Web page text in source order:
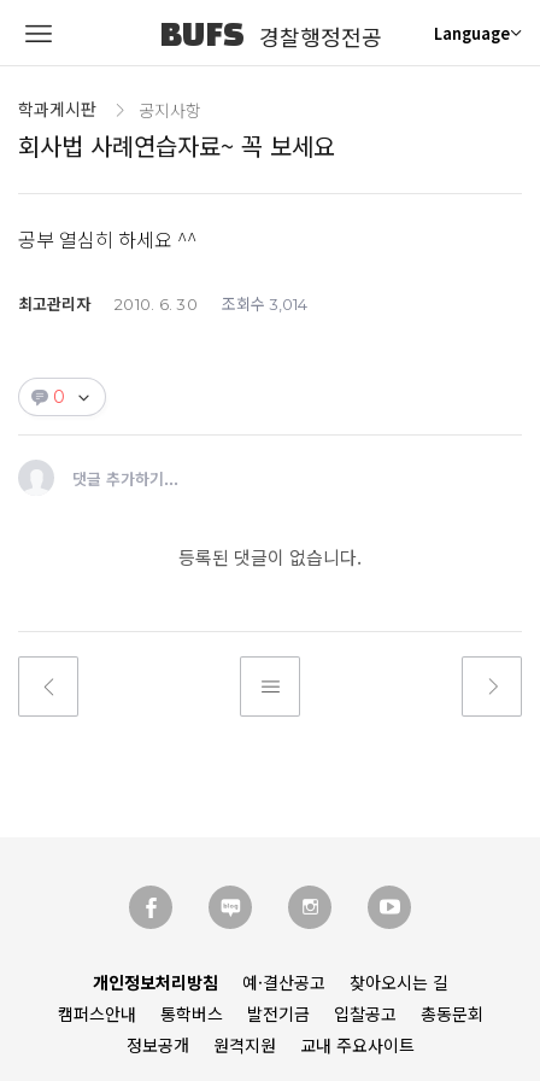
BUFS 경찰행정전공 Language
학과게시판 공지사항
회사법 사례연습자료~ 꼭 보세요
공부 열심히 하세요 ^^
최고관리자 2010. 6. 30 조회수 3,014
0
댓글 추가하기...
등록된 댓글이 없습니다.
개인정보처리방침 예·결산공고
찾아오시는 길
캠퍼스안내
통학버스 발전기금 입찰공고
총동문회
정보공개
원격지원 교내 주요사이트